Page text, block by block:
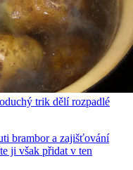
trik dělí rozpadlé
brambor a zajišťování
ji však přidat v ten